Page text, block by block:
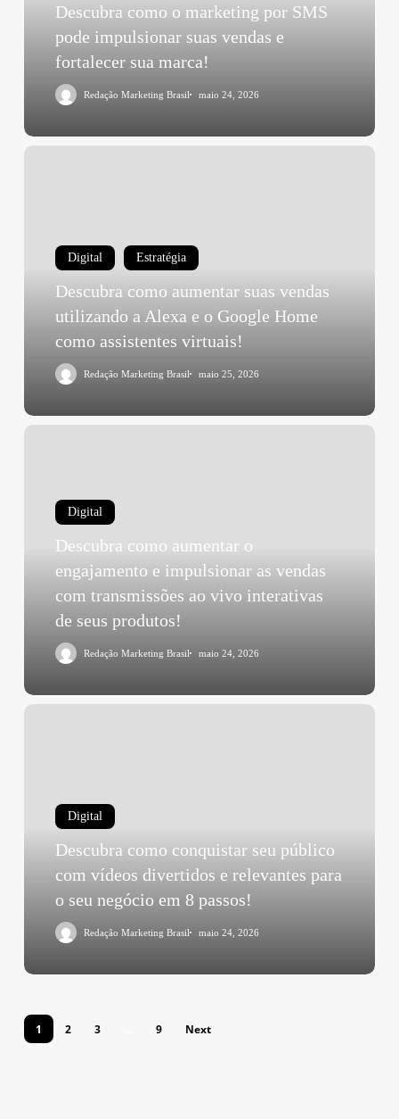
Descubra como o marketing por SMS
pode impulsionar suas vendas e
fortalecer sua marca!
Redação Marketing Brasil maio 24, 2026
Digital Estratégia
Descubra como aumentar suas vendas
utilizando a Alexa e o Google Home
como assistentes virtuais!
Redação Marketing Brasil maio 25, 2026
Digital
Descubra como aumentar o
engajamento e impulsionar as vendas
com transmissões ao vivo interativas
de seus produtos!
Redação Marketing Brasil maio 24, 2026
Digital
Descubra como conquistar seu público
com vídeos divertidos e relevantes para
o seu negócio em 8 passos!
Redação Marketing Brasil maio 24, 2026
1 2 3 9 Next